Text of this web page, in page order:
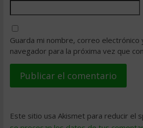
Guarda mi nombre, correo
navegador para la próxima vez que
Este sitio usa Akismet para reducir el